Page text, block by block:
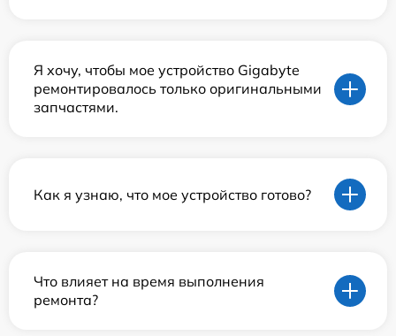
Я хочу, чтобы мое устройство Gigabyte
ремонтировалось только оригинальными
запчастями.
Как я узнаю, что мое устройство готово?
Что влияет на время выполнения
ремонта?